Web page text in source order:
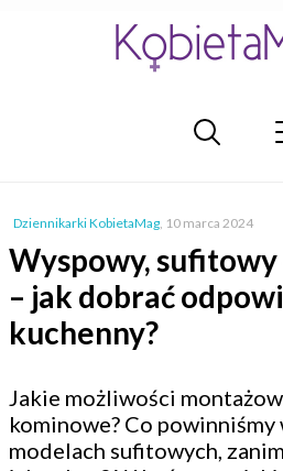
Dziennikarki KobietaMag, 10 marca 2024
Wyspowy,
– jak dobrać
kuchenny?
Jakie możliwości
kominowe? Co powinniśmy
modelach sufitowych,